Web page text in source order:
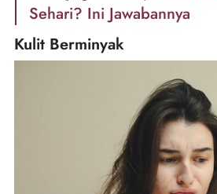
Sehari? Ini Jawabannya
Kulit Berminyak